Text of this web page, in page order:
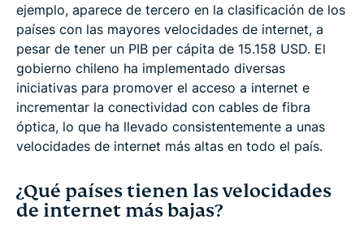
ejemplo, aparece de tercero en la clasificación de los
países con las mayores velocidades de internet, a
pesar de tener un PIB per cápita de 15.158 USD. El
gobierno chileno ha implementado diversas
iniciativas para promover el acceso a internet e
incrementar la conectividad con cables de fibra
óptica, lo que ha llevado consistentemente a unas
velocidades de internet más altas en todo el país.
¿Qué países tienen las velocidades
de internet más bajas?